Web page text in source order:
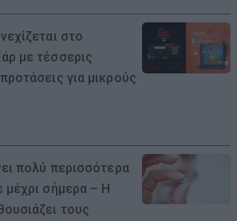
στο
με τέσσερις
για μικρούς
πολύ περισσότερα
μέχρι σήμερα – Η
τους